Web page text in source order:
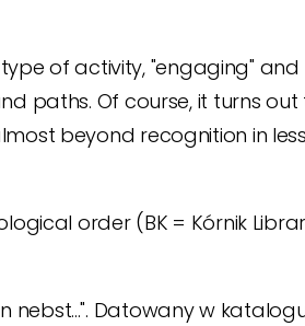
of activity, "engaging"
paths. Of course, it turns
beyond recognition in
order (BK = Kórnik
Datowany w